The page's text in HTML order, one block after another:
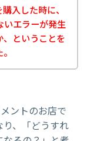
入した時に、
いエラーが発生
、ということを
ントのお店で
、「どうすれ